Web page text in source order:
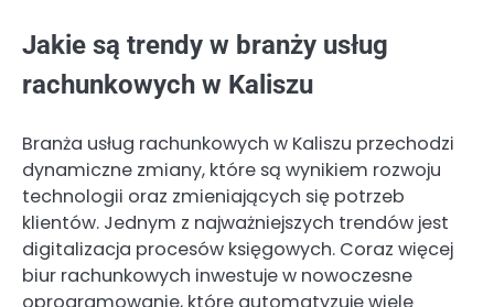
Jakie są trendy w branży usług
rachunkowych w Kaliszu
Branża usług rachunkowych w Kaliszu przechodzi
dynamiczne zmiany, które są wynikiem rozwoju
technologii oraz zmieniających się potrzeb
klientów. Jednym z najważniejszych trendów jest
digitalizacja procesów księgowych. Coraz więcej
biur rachunkowych inwestuje w nowoczesne